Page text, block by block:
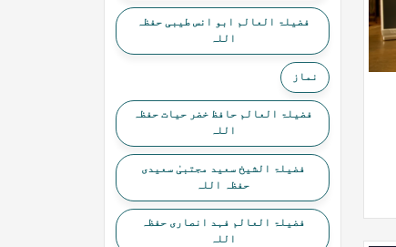
فضیلۃ العالم ابو انس طیبی حفظہ
اللہ
نماز
فضیلۃ العالم حافظ خضر حیات حفظہ
اللہ
فضیلۃ الشیخ سعید مجتبیٰ سعیدی
حفظہ اللہ
فضیلۃ العالم فہد انصاری حفظہ
اللہ